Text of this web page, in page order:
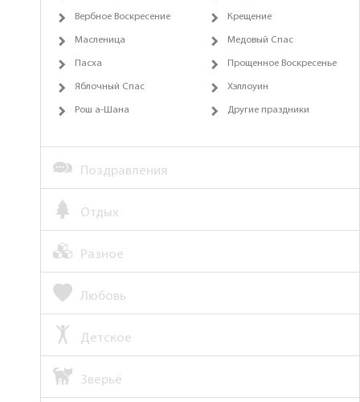
Вербное Воскресение Крещение
Масленица Медовый Спас
Пасха Прощенное Воскресенье
Яблочный Спас Хэллоуин
Рош а-Шана Другие праздники
Поздравления
Отдых
Разное
Любовь
Детское
Зверьё